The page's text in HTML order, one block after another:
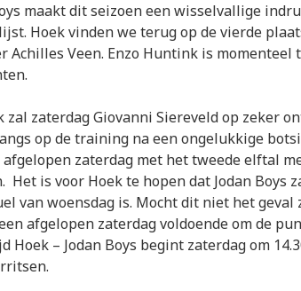
maakt dit seizoen een wisselvallige
Hoek vinden we terug op de vierde
Achilles Veen. Enzo Huntink is momenteel
zal zaterdag Giovanni Siereveld op zeker
op de training na een ongelukkige
afgelopen zaterdag met het tweede elftal
Het is voor Hoek te hopen dat Jodan Boys
van woensdag is. Mocht dit niet het
afgelopen zaterdag voldoende om de
Hoek – Jodan Boys begint zaterdag om